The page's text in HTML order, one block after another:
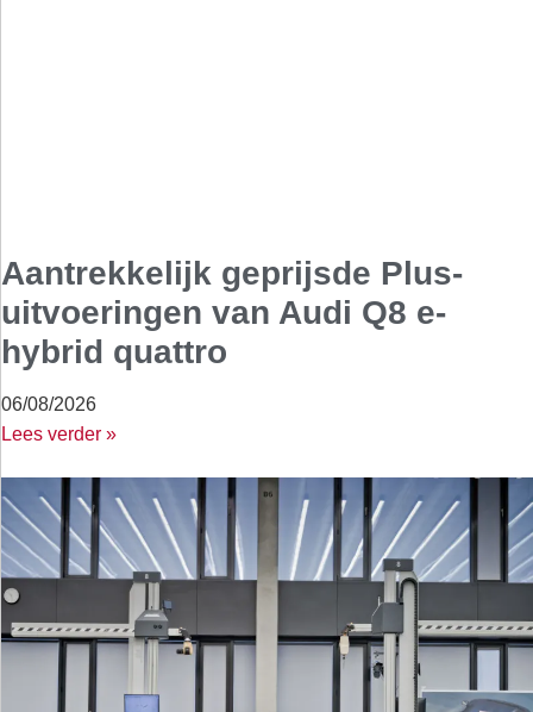
Aantrekkelijk geprijsde Plus-
uitvoeringen van Audi Q8 e-
hybrid quattro
06/08/2026
Lees verder »